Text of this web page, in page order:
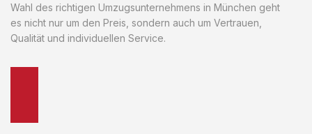
Wahl des richtigen Umzugsunternehmens in München geht
es nicht nur um den Preis, sondern auch um Vertrauen,
Qualität und individuellen Service.